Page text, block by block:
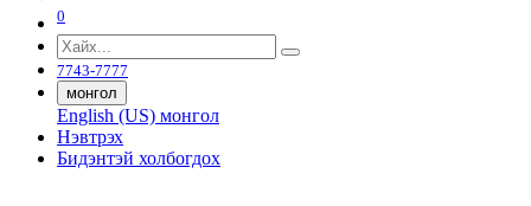
0
7743-7777
монгол
English (US) монгол
Нэвтрэх
Бидэнтэй холбогдох